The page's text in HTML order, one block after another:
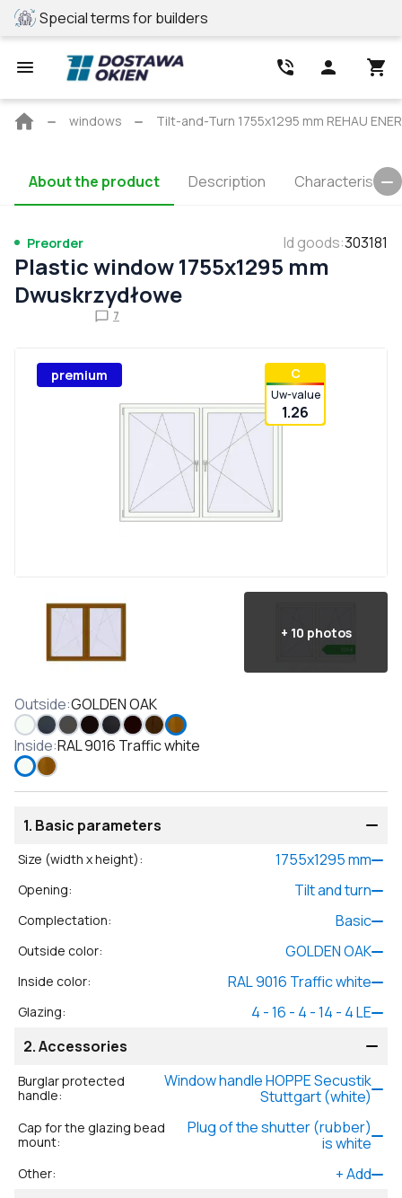
Special terms for builders
Main
windows Tilt-and-Turn 1755x1295 mm REHAU
About the product Description Characteristics
Preorder Id goods:303181
Plastic window 1755x1295 mm
Dwuskrzydłowe
7
premium С
Uw-value
1.26
+ 10 photos
Outside:GOLDEN OAK
Inside:RAL 9016 Traffic white
1. Basic parameters
Size (width x height): 1755x1295mm
Opening: Tilt and turn
Complectation: Basic
Outside color: GOLDEN OAK
Inside color: RAL 9016 Traffic white
Glazing:
4 - 16 - 4 - 14 - 4 LE
2.Accessories
Burglar protected
handle:
Window handle HOPPE Secustik
Stuttgart (white)
Cap for the glazing bead
mount:
Plug of the shutter (rubber)
is white
Other: +Add